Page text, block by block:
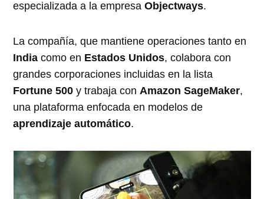
especializada a la empresaObjectways.
La compañía, que mantiene operaciones tanto en
India como en Estados Unidos, colabora con
grandes corporaciones incluidas en la lista
Fortune 500 y trabaja conAmazon SageMaker,
una plataforma enfocada en modelos de
aprendizaje automático.